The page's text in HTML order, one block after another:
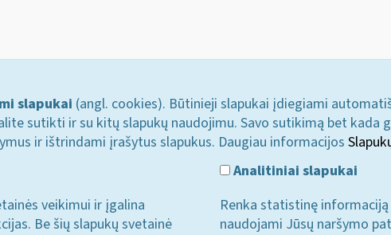
slapukai (angl. cookies). Būtinieji slapukai įdiegiami
sutikti ir su kitų slapukų naudojimu. Savo sutikimą bet kada
ir ištrindami įrašytus slapukus. Daugiau informacijos
veikimui ir įgalina
Be šių slapukų svetainė
Analitiniai slapukai
Renka statistinę
naudojami Jūsų naršymo